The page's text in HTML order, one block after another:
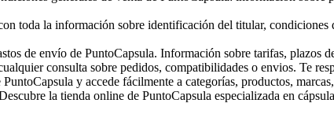
toda la información sobre identificación del titular,
de envío de PuntoCapsula. Información sobre tarifas, plazos
consulta sobre pedidos, compatibilidades o envios. Te
y accede fácilmente a categorías, productos,
la tienda online de PuntoCapsula especializada en